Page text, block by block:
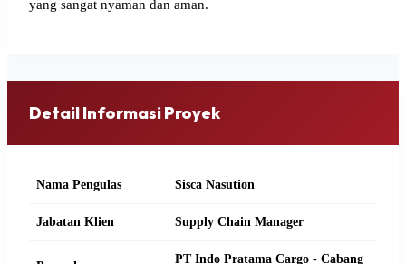
yang sangat nyaman dan aman.
Detail Informasi Proyek
Nama Pengulas Sisca Nasution
Jabatan Klien Supply Chain Manager
PT Indo Pratama Cargo - Cabang